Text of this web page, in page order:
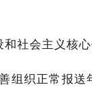
社会主义核
组织正常报